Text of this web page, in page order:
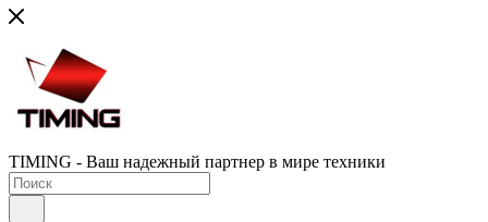
TIMING - Ваш надежный партнер в мире техники